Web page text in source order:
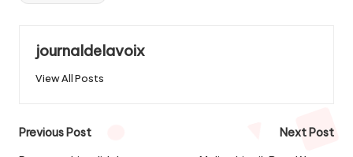
journaldelavoix
View All Posts
Post
Previous Post
Next Post